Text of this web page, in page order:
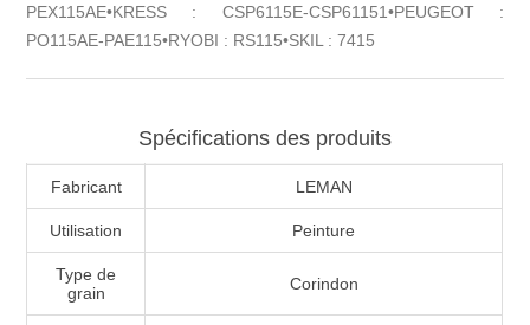
PEX115AE•KRESS : CSP6115E-CSP61151•PEUGEOT :
PO115AE-PAE115•RYOBI : RS115•SKIL : 7415
Spécifications des produits
Fabricant LEMAN
Utilisation Peinture
Type de
grain
Corindon